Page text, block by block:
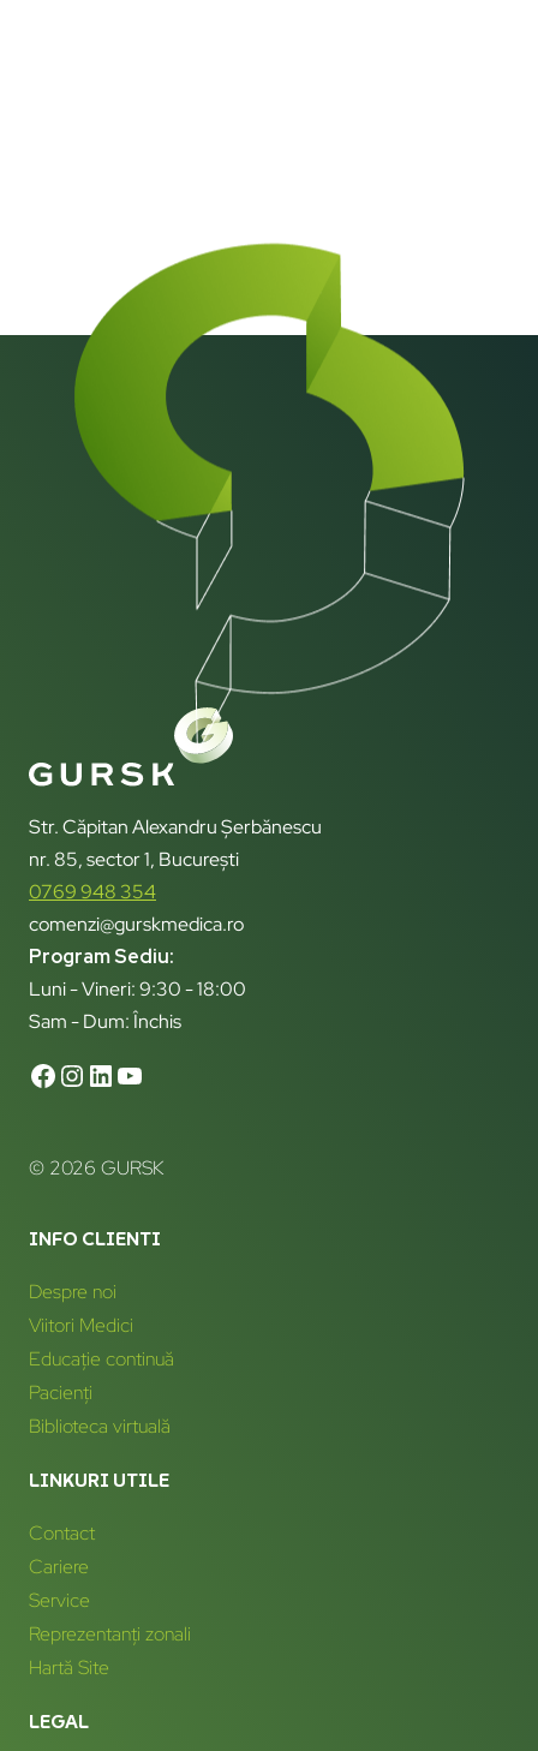
Str. Căpitan Alexandru Șerbănescu
nr. 85, sector 1, București
0769 948 354
comenzi@gurskmedica.ro
Program Sediu:
Luni - Vineri: 9:30 - 18:00
Sam - Dum: Închis
© 2026 GURSK
INFO CLIENTI
Despre noi
Viitori Medici
Educație continuă
Pacienți
Biblioteca virtuală
LINKURI UTILE
Contact
Cariere
Service
Reprezentanți zonali
Hartă Site
LEGAL